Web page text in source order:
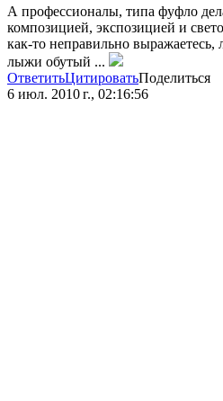
А профессионалы, типа фуфло
композицией, экспозицией и
как-то неправильно выражаетесь,
лыжи обутый ...
ОтветитьЦитироватьПоделиться
6 июл. 2010 г., 02:16:56